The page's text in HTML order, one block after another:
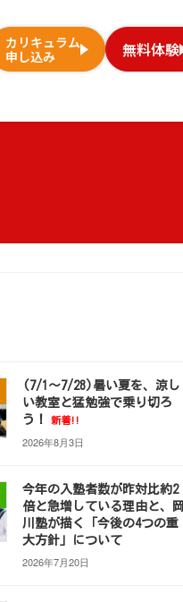
カリキュラム
申し込み
無料体験
(7/1～7/28)暑い夏を、涼し
い教室と猛勉強で乗り切ろ
う！
新着!!
2026年8月3日
今年の入塾者数が昨対比約2
倍と急増している理由と、岡
川塾が描く「今後の4つの重
大方針」について
2026年7月20日